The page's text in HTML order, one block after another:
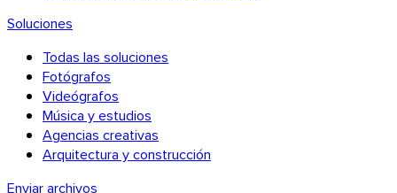
Soluciones
Todas las soluciones
Fotógrafos
Videógrafos
Música y estudios
Agencias creativas
Arquitectura y construcción
Enviar archivos